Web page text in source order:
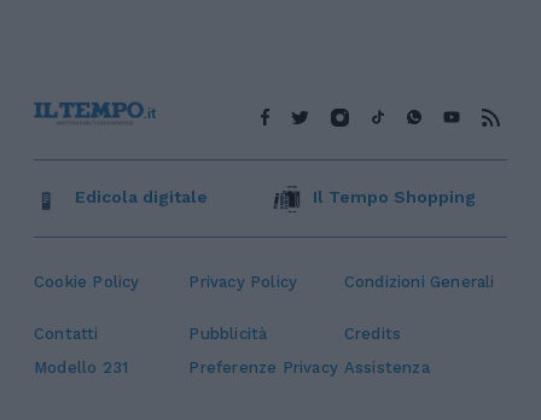
Cookie Policy Privacy Policy Condizioni Generali
Contatti Pubblicità
Credits
Modello 231
Preferenze Privacy Assistenza
Edicola digitale Il Tempo Shopping